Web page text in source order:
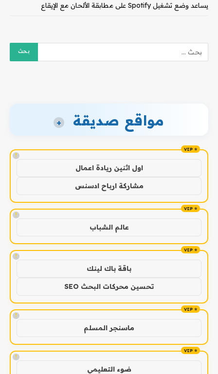
يساعد وضع تشغيل Spotify على مطابقة الألحان مع الإيقاع
مواقع صديقة +
!
اول اثنين ريادة اعمال
مشاركة ارباح ادسنس
!
عالم الشباب
!
باقة باك لينك
تحسين محركات البحث SEO
!
ماسنجر المسلم
!
ضوء التعليمي